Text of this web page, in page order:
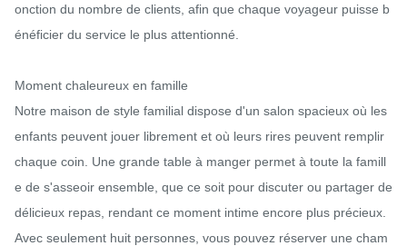
onction du nombre de clients, afin que chaque voyageur puisse b
énéficier du service le plus attentionné.
Moment chaleureux en famille
Notre maison de style familial dispose d'un salon spacieux où les
enfants peuvent jouer librement et où leurs rires peuvent remplir
chaque coin. Une grande table à manger permet à toute la famill
e de s'asseoir ensemble, que ce soit pour discuter ou partager de
délicieux repas, rendant ce moment intime encore plus précieux.
Avec seulement huit personnes, vous pouvez réserver une cham